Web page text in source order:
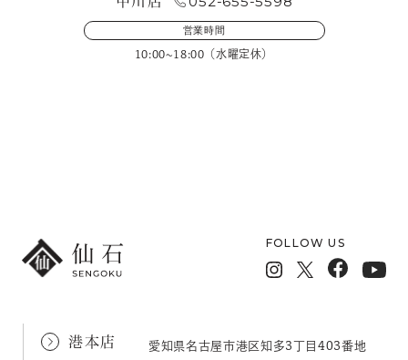
営業時間
10:00~18:00（水曜定休）
FOLLOW US
港本店 愛知県名古屋市港区知多3丁目403番地